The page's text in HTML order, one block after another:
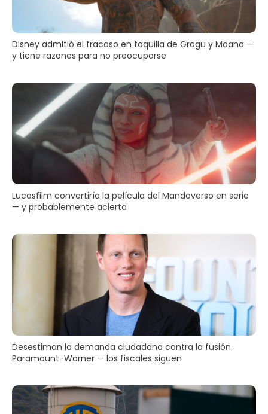
Disney admitió el fracaso en taquilla de Grogu y Moana —
y tiene razones para no preocuparse
Lucasfilm convertiría la película del Mandoverso en serie
— y probablemente acierta
Desestiman la demanda ciudadana contra la fusión
Paramount-Warner — los fiscales siguen